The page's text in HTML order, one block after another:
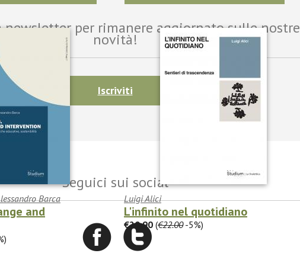
Barca
and
Luigi Alici
L'infinito nel quotidiano
€20.90 (€22.00-5%)
per rimanere aggiornato sulle nostre
novità!
Iscriviti
Seguici sui social